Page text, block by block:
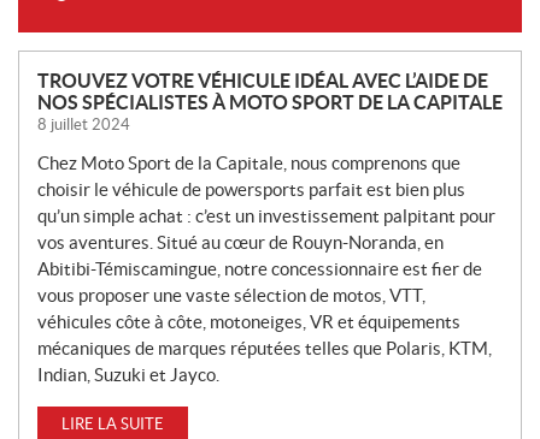
N
O
U
V
E
L
L
E
S
TROUVEZ VOTRE VÉHICULE IDÉAL AVEC L’AIDE DE
NOS SPÉCIALISTES À MOTO SPORT DE LA CAPITALE
8 juillet 2024
Chez Moto Sport de la Capitale, nous comprenons que
choisir le véhicule de powersports parfait est bien plus
qu’un simple achat : c’est un investissement palpitant pour
vos aventures. Situé au cœur de Rouyn-Noranda, en
Abitibi-Témiscamingue, notre concessionnaire est fier de
vous proposer une vaste sélection de motos, VTT,
véhicules côte à côte, motoneiges, VR et équipements
mécaniques de marques réputées telles que Polaris, KTM,
Indian, Suzuki et Jayco.
LIRE LA SUITE